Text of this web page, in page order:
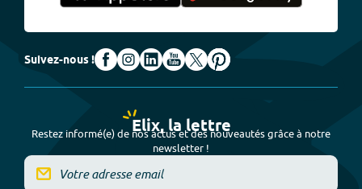
Suivez-nous !
Elix, la lettre
Restez informé(e) de nos actus et des nouveautés grâce à notre
newsletter !